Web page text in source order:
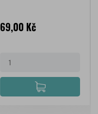
Cena
69,00 Kč